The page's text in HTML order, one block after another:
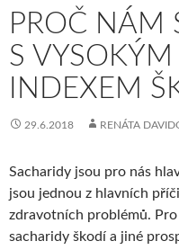
PROČ NÁM
S
INDEXEM
29.6.2018 RENÁTA
Sacharidy jsou pro nás
jsou jednou z hlavních
zdravotních problémů.
sacharidy škodí a jiné